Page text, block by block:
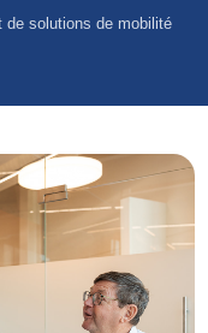
de solutions de mobilité